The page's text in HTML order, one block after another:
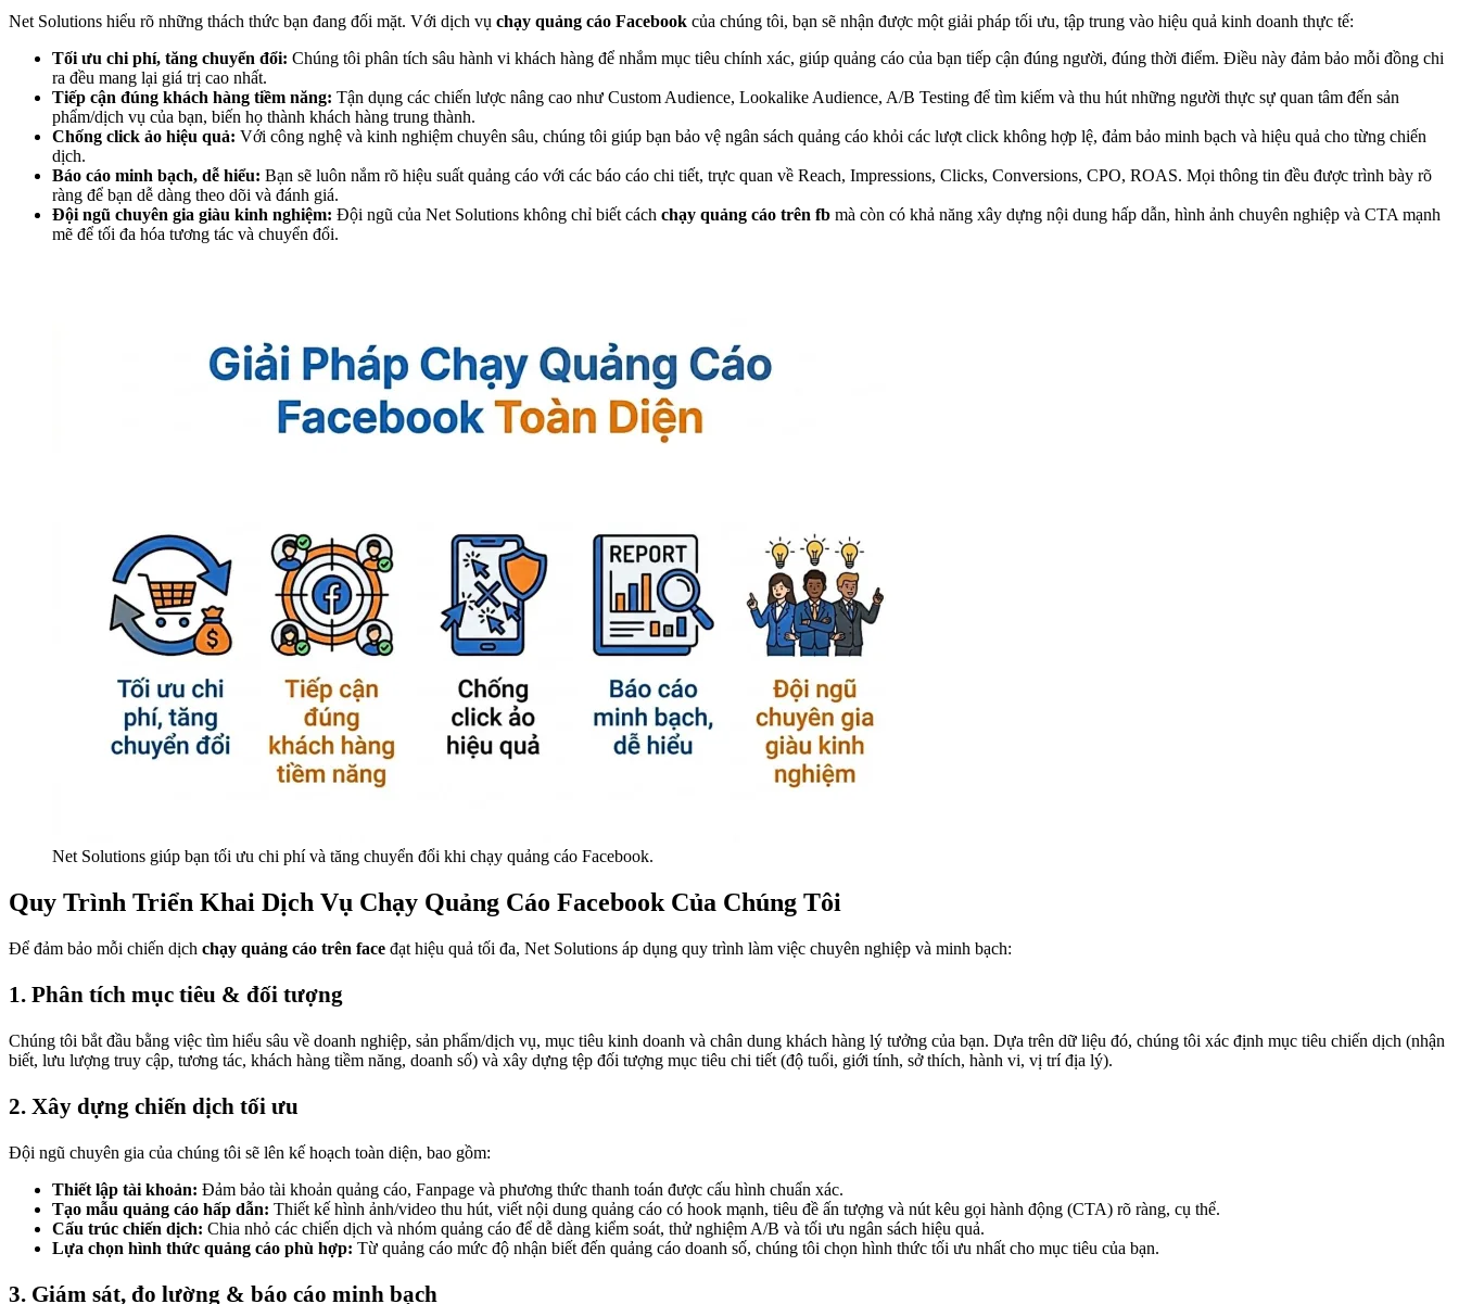
Net Solutions hiểu rõ những thách thức bạn đang đối mặt. Với dịch vụ chạy quảng cáo Facebook của chúng tôi, bạn sẽ nhận được một giải pháp tối ưu, tập trung vào hiệu quả kinh doanh thực tế:
Tối ưu chi phí, tăng chuyển đổi: Chúng tôi phân tích sâu hành vi khách hàng để nhắm mục tiêu chính xác, giúp quảng cáo của bạn tiếp cận đúng người, đúng thời điểm. Điều này đảm bảo mỗi đồng chi
ra đều mang lại giá trị cao nhất.
Tiếp cận đúng khách hàng tiềm năng: Tận dụng các chiến lược nâng cao như Custom Audience, Lookalike Audience, A/B Testing để tìm kiếm và thu hút những người thực sự quan tâm đến sản
phẩm/dịch vụ của bạn, biến họ thành khách hàng trung thành.
Chống click ảo hiệu quả: Với công nghệ và kinh nghiệm chuyên sâu, chúng tôi giúp bạn bảo vệ ngân sách quảng cáo khỏi các lượt click không hợp lệ, đảm bảo minh bạch và hiệu quả cho từng chiến
dịch.
Báo cáo minh bạch, dễ hiểu: Bạn sẽ luôn nắm rõ hiệu suất quảng cáo với các báo cáo chi tiết, trực quan về Reach, Impressions, Clicks, Conversions, CPO, ROAS. Mọi thông tin đều được trình bày rõ
ràng để bạn dễ dàng theo dõi và đánh giá.
Đội ngũ chuyên gia giàu kinh nghiệm: Đội ngũ của Net Solutions không chỉ biết cách chạy quảng cáo trên fb mà còn có khả năng xây dựng nội dung hấp dẫn, hình ảnh chuyên nghiệp và CTA mạnh
mẽ để tối đa hóa tương tác và chuyển đổi.
Net Solutions giúp bạn tối ưu chi phí và tăng chuyển đổi khi chạy quảng cáo Facebook.
Quy Trình Triển Khai Dịch Vụ Chạy Quảng Cáo Facebook Của Chúng Tôi
Để đảm bảo mỗi chiến dịch chạy quảng cáo trên face đạt hiệu quả tối đa, Net Solutions áp dụng quy trình làm việc chuyên nghiệp và minh bạch:
1. Phân tích mục tiêu & đối tượng
Chúng tôi bắt đầu bằng việc tìm hiểu sâu về doanh nghiệp, sản phẩm/dịch vụ, mục tiêu kinh doanh và chân dung khách hàng lý tưởng của bạn. Dựa trên dữ liệu đó, chúng tôi xác định mục tiêu chiến dịch (nhận
biết, lưu lượng truy cập, tương tác, khách hàng tiềm năng, doanh số) và xây dựng tệp đối tượng mục tiêu chi tiết (độ tuổi, giới tính, sở thích, hành vi, vị trí địa lý).
2. Xây dựng chiến dịch tối ưu
Đội ngũ chuyên gia của chúng tôi sẽ lên kế hoạch toàn diện, bao gồm:
Thiết lập tài khoản: Đảm bảo tài khoản quảng cáo, Fanpage và phương thức thanh toán được cấu hình chuẩn xác.
Tạo mẫu quảng cáo hấp dẫn: Thiết kế hình ảnh/video thu hút, viết nội dung quảng cáo có hook mạnh, tiêu đề ấn tượng và nút kêu gọi hành động (CTA) rõ ràng, cụ thể.
Cấu trúc chiến dịch: Chia nhỏ các chiến dịch và nhóm quảng cáo để dễ dàng kiểm soát, thử nghiệm A/B và tối ưu ngân sách hiệu quả.
Lựa chọn hình thức quảng cáo phù hợp: Từ quảng cáo mức độ nhận biết đến quảng cáo doanh số, chúng tôi chọn hình thức tối ưu nhất cho mục tiêu của bạn.
3. Giám sát, đo lường & báo cáo minh bạch